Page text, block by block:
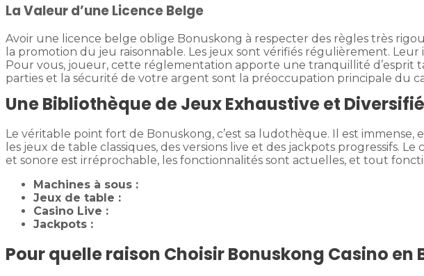
La Valeur d’une Licence Belge
Avoir une licence belge oblige Bonuskong à respecter des règles très
la promotion du jeu raisonnable. Les jeux sont vérifiés régulièrement.
Pour vous, joueur, cette réglementation apporte une tranquillité d’esprit
parties et la sécurité de votre argent sont la préoccupation principale du
Une Bibliothèque de Jeux Exhaustive et
Le véritable point fort de Bonuskong, c’est sa ludothèque. Il est immense,
les jeux de table classiques, des versions live et des jackpots progressifs.
et sonore est irréprochable, les fonctionnalités sont actuelles, et tout
Machines à sous :
Jeux de table :
Casino Live :
Jackpots :
Pour quelle raison Choisir Bonuskong Casino en